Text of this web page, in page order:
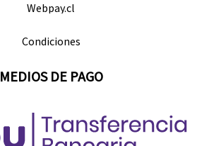
Webpay.cl
Condiciones
MEDIOS DE PAGO